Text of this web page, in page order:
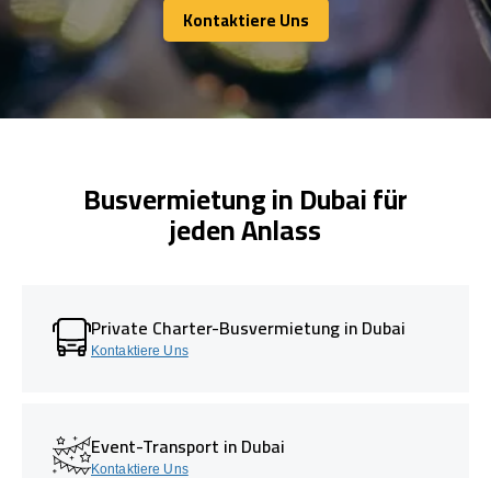
Kontaktiere Uns
Kontaktiere Uns
Busvermietung in Dubai für
jeden Anlass
Private Charter-Busvermietung in Dubai
Kontaktiere Uns
Event-Transport in Dubai
Kontaktiere Uns